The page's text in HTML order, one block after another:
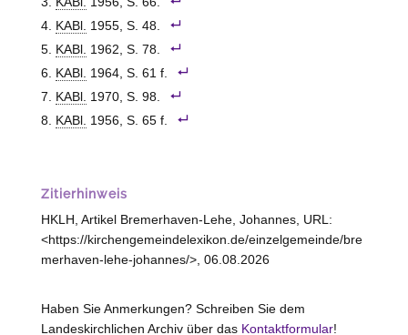
KABl. 1955, S. 48.
KABl. 1962, S. 78.
KABl. 1964, S. 61 f.
KABl. 1970, S. 98.
KABl. 1956, S. 65 f.
Zitierhinweis
HKLH, Artikel Bremerhaven-Lehe, Johannes, URL:
<https://kirchengemeindelexikon.de/einzelgemeinde/bre
merhaven-lehe-johannes/>, 06.08.2026
Haben Sie Anmerkungen? Schreiben Sie dem
Landeskirchlichen Archiv über das Kontaktformular!